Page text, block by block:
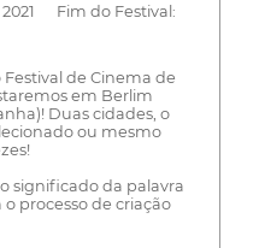
2021 Fim do Festival:
de Cinema de
em Berlim
Duas cidades, o
ou mesmo
significado da palavra
o processo de criação